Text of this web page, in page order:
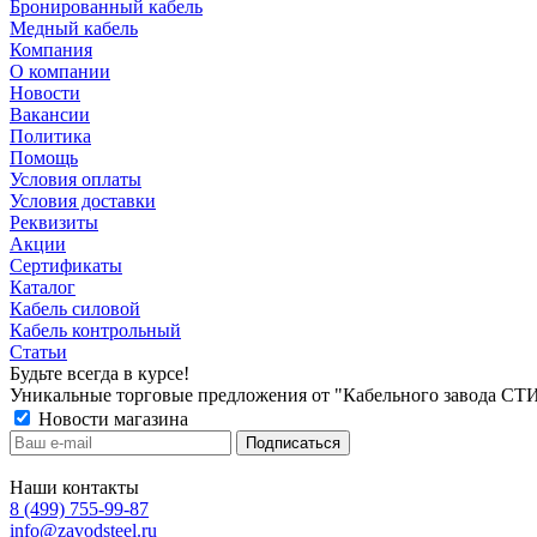
Бронированный кабель
Медный кабель
Компания
О компании
Новости
Вакансии
Политика
Помощь
Условия оплаты
Условия доставки
Реквизиты
Акции
Сертификаты
Каталог
Кабель силовой
Кабель контрольный
Статьи
Будьте всегда в курсе!
Уникальные торговые предложения от "Кабельного завода
Новости магазина
Наши контакты
8 (499) 755-99-87
info@zavodsteel.ru